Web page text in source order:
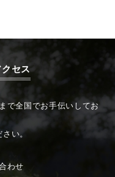
セス
で全国でお手伝いしてお
い。
わせ